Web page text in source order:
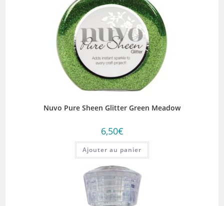
Nuvo Pure Sheen Glitter Green Meadow
6,50€
Ajouter au panier